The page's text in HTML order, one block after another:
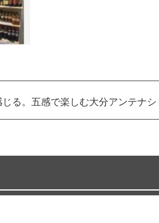
る。五感で楽しむ大分アンテナ